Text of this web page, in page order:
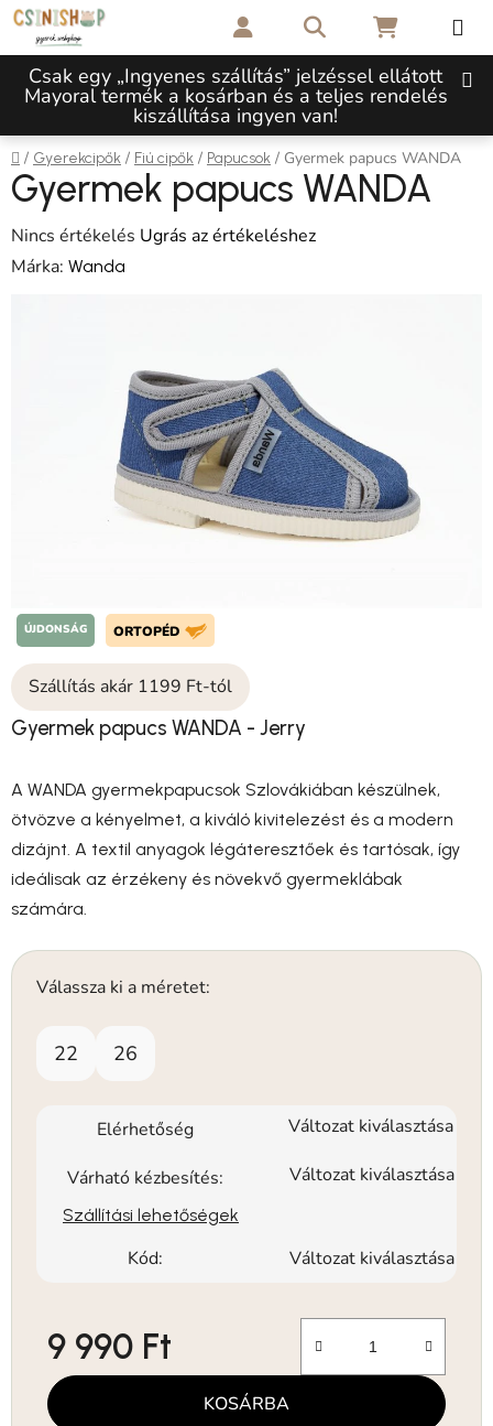
Ugrás a fő tartalomhoz
Csak egy „Ingyenes szállítás” jelzéssel ellátott
Mayoral termék a kosárban és a teljes rendelés
kiszállítása ingyen van!
KeresésKOSÁR
Kezdőlap
/ Gyerekcipők / Fiú cipők / Papucsok / Gyermek papucs WANDA
Szállítás akár 1199 Ft-tól
Gyermek papucs WANDA - Jerry
A WANDA gyermekpapucsok Szlovákiában készülnek,
ötvözve a kényelmet, a kiváló kivitelezést és a modern
dizájnt. A textil anyagok légáteresztőek és tartósak, így
ideálisak az érzékeny és növekvő gyermeklábak
számára.
Válassza ki a méretet:
22 26
Elérhetőség Változat kiválasztása
Várható kézbesítés: Változat kiválasztása
Szállítási lehetőségek
Kód: Változat kiválasztása
9 990 Ft
Egységár:
KOSÁRBA
Gyermek papucs WANDA
A termék átlagos értékelése 5-ből 0,0 csillag.
Nincs értékelés Ugrás az értékeléshez
Márka: Wanda
ÚJDONSÁG ORTOPÉD